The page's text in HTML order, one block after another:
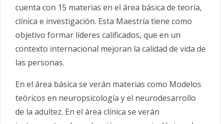
cuenta con 15 materias en el área básica de teoría,
clínica e investigación. Esta Maestría tiene como
objetivo formar líderes calificados, que en un
contexto internacional mejoran la calidad de vida de
las personas.
En el área básica se verán materias como Modelos
teóricos en neuropsicología y el neurodesarrollo
de la adultez. En el área clínica se verán